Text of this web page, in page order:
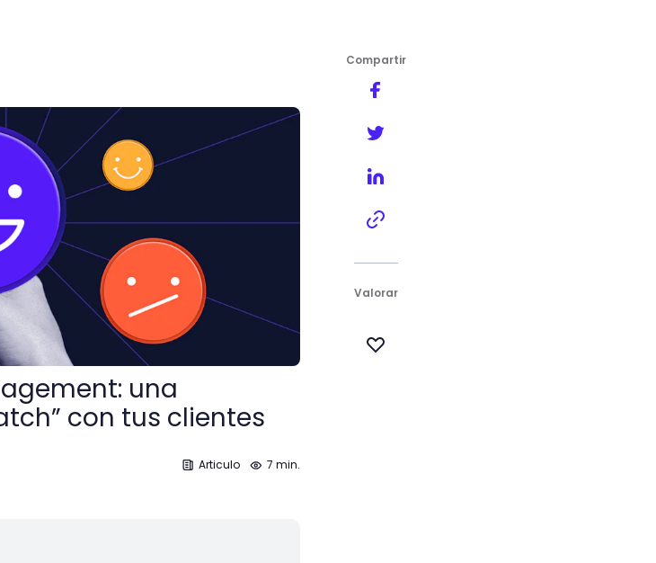
para hacer “match” con tus clientes
una
con tus clientes
Articulo 7 min.
Compartir
Valorar